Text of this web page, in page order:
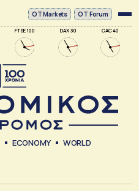
FTSE 100 DAX 30 CAC 40
ΟΤ Markets OT Forum
ECONOMY WORLD